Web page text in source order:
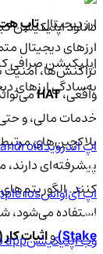
ارز دیجیتالتاپ هت
ارزهای دیجیتال
تراکنش‌ها، امنیت
واقعی،HAT
خدمات مالی، و
بلاکچین‌های مرتبط
پیشرفته‌ای دارند،
کنند.
استفاده می‌شود،
Stake) واثبات کار (Proof of Work)
دانلود اپلیکیشن
اپلیکیشن صرافی
به‌سادگی ارزهای
اپ اندرویدandroid
اپ آی‌او‌اسios
وب اپلیکیشنapp